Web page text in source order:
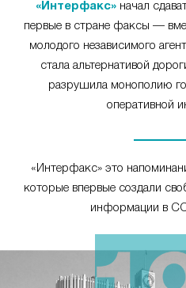
«Интерфакс» начал
первые в стране факсы —
молодого независимого
стала альтернативой
разрушила монополию
оперативной
«Интерфакс» это
которые впервые создали
информации в